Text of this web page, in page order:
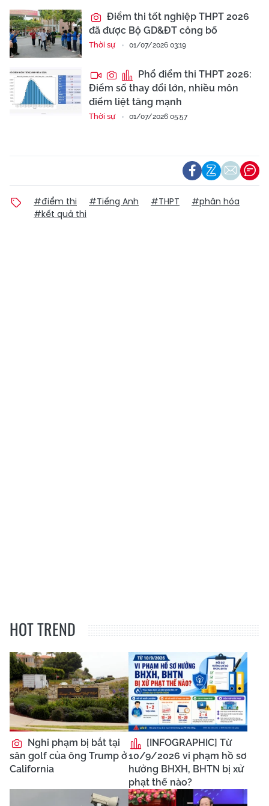
Điểm thi tốt nghiệp THPT 2026
đã được Bộ GD&ĐT công bố
Thời sự 01/07/2026 03:19
Phổ điểm thi THPT 2026:
Điểm số thay đổi lớn, nhiều môn
điểm liệt tăng mạnh
Thời sự 01/07/2026 05:57
#điểm thi #Tiếng Anh #THPT
#phân hóa
#kết quả thi
HOT TREND
Nghi phạm bị bắt tại
sân golf của ông Trump ở
California
[INFOGRAPHIC] Từ
10/9/2026 vi phạm hồ sơ
hưởng BHXH, BHTN bị xử
phạt thế nào?